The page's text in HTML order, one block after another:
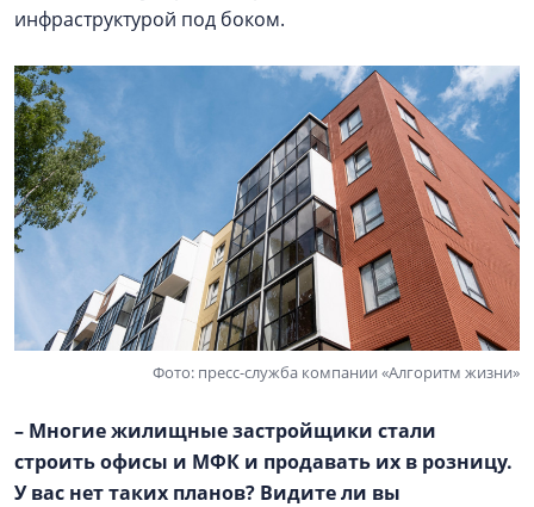
инфраструктурой под боком.
Фото: пресс-служба компании «Алгоритм жизни»
– Многие жилищные застройщики стали
строить офисы и МФК и продавать их в розницу.
У вас нет таких планов? Видите ли вы